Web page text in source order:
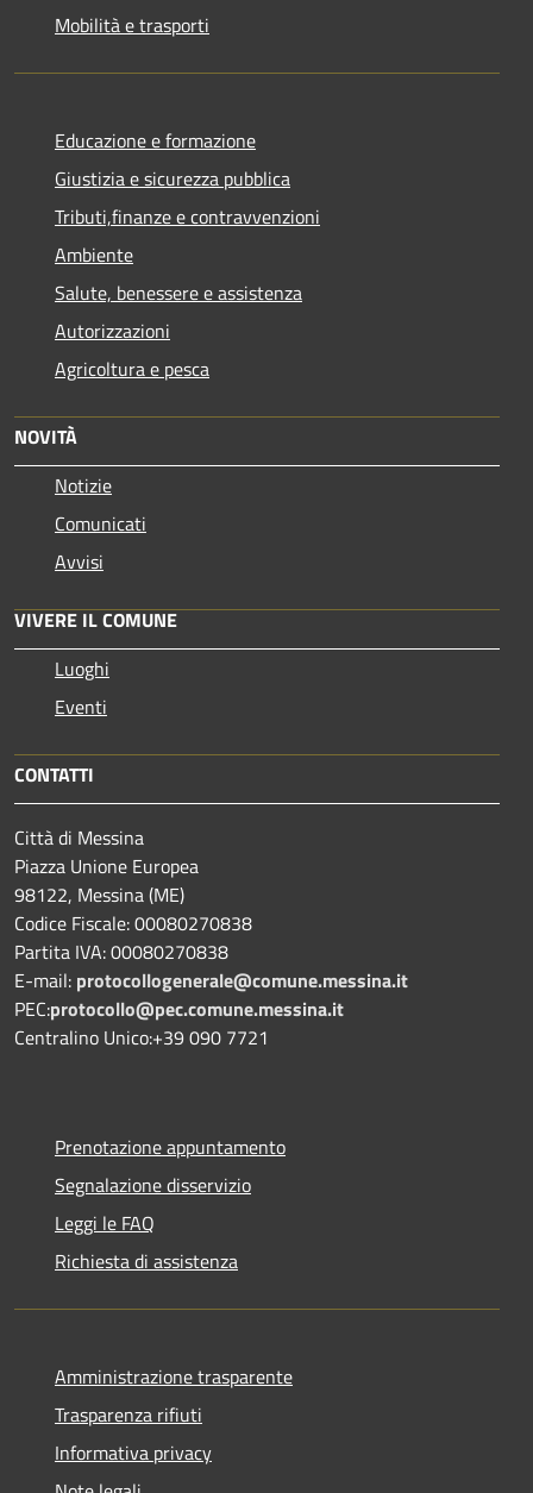
Mobilità e trasporti
Educazione e formazione
Giustizia e sicurezza pubblica
Tributi,finanze e contravvenzioni
Ambiente
Salute, benessere e assistenza
Autorizzazioni
Agricoltura e pesca
NOVITÀ
Notizie
Comunicati
Avvisi
VIVERE IL COMUNE
Luoghi
Eventi
CONTATTI
Città di Messina
Piazza Unione Europea
98122, Messina (ME)
Codice Fiscale: 00080270838
Partita IVA: 00080270838
E-mail: protocollogenerale@comune.messina.it
PEC:protocollo@pec.comune.messina.it
Centralino Unico:+39 090 7721
Prenotazione appuntamento
Segnalazione disservizio
Leggi le FAQ
Richiesta di assistenza
Amministrazione trasparente
Trasparenza rifiuti
Informativa privacy